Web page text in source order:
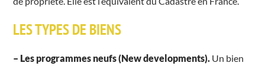
LES TYPES DE BIENS
– Les programmes neufs (New developments). Un bien